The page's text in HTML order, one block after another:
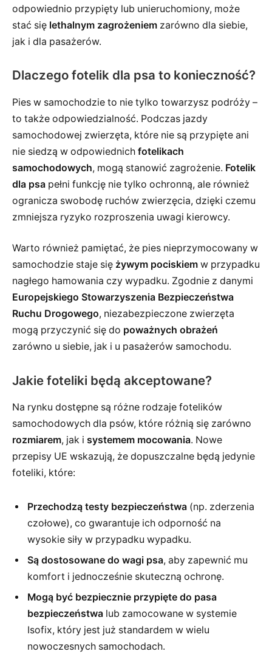
odpowiednio przypięty lub unieruchomiony, może
stać się lethalnym zagrożeniem zarówno dla siebie,
jak i dla pasażerów.
Dlaczego fotelik dla psa to konieczność?
Pies w samochodzie to nie tylko towarzysz podróży –
to także odpowiedzialność. Podczas jazdy
samochodowej zwierzęta, które nie są przypięte ani
nie siedzą w odpowiednich fotelikach
samochodowych, mogą stanowić zagrożenie. Fotelik
dla psa pełni funkcję nie tylko ochronną, ale również
ogranicza swobodę ruchów zwierzęcia, dzięki czemu
zmniejsza ryzyko rozproszenia uwagi kierowcy.
Warto również pamiętać, że pies nieprzymocowany w
samochodzie staje się żywym pociskiem w przypadku
nagłego hamowania czy wypadku. Zgodnie z danymi
Europejskiego Stowarzyszenia Bezpieczeństwa
Ruchu Drogowego, niezabezpieczone zwierzęta
mogą przyczynić się do poważnych obrażeń
zarówno u siebie, jak i u pasażerów samochodu.
Jakie foteliki będą akceptowane?
Na rynku dostępne są różne rodzaje fotelików
samochodowych dla psów, które różnią się zarówno
rozmiarem, jak i systemem mocowania. Nowe
przepisy UE wskazują, że dopuszczalne będą jedynie
foteliki, które:
Przechodzą testy bezpieczeństwa (np. zderzenia
czołowe), co gwarantuje ich odporność na
wysokie siły w przypadku wypadku.
Są dostosowane do wagi psa, aby zapewnić mu
komfort i jednocześnie skuteczną ochronę.
Mogą być bezpiecznie przypięte do pasa
bezpieczeństwa lub zamocowane w systemie
Isofix, który jest już standardem w wielu
nowoczesnych samochodach.